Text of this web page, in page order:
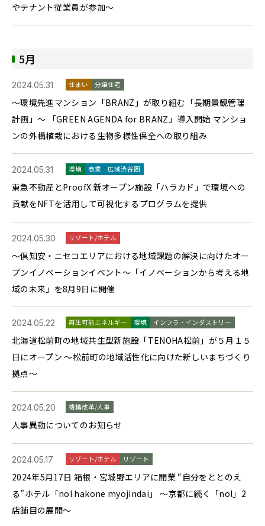
やテナント従業員が参加～
5月
2024.05.31 住まい 分譲住宅
～環境先進マンション「BRANZ」が取り組む「長期景観管理
計画」～ 「GREEN AGENDA for BRANZ」導入開始 マンショ
ンの外構植栽における生物多様性保全への取り組み
2024.05.31 環境 商業 広域渋谷圏
東急不動産とProofX 新オープン施設「ハラカド」で環境への
貢献をNFTを活用して可視化するプログラムを提供
2024.05.30 リゾート/ホテル
〜倶知安・ニセコエリアにおける地域課題の解決に向けたオー
プンイノベーションイベント〜「イノベーションから考える地
域の未来」を8月9日に開催
2024.05.22 再生可能エネルギー 環境 インフラ・インダストリー
北海道松前町の地域共生型新施設「TENOHA松前」が５月１５
日にオープン ～松前町の地域活性化に向けた新しいまちづくり
拠点～
2024.05.20 機構改革/人事
人事異動についてのお知らせ
2024.05.17 リゾート/ホテル リゾート
2024年5月17日 箱根・宮城野エリアに開業 “自分をととのえ
る”ホテル「nol hakone myojindai」 ～京都に続く「nol」2
店舗目の展開～